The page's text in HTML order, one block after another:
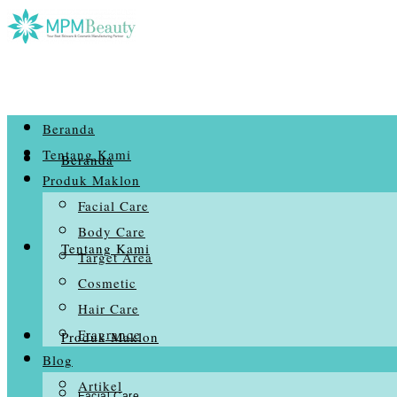
Beranda
Tentang Kami
Produk Maklon
Beranda
Tentang Kami
Produk Maklon
Facial Care
Body Care
Target Area
Cosmetic
Hair Care
Fragrance
Blog
Artikel